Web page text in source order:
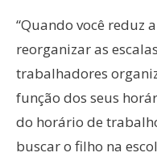
“Quando você reduz
reorganizar as
trabalhadores
função dos seus
do horário de
buscar o filho na